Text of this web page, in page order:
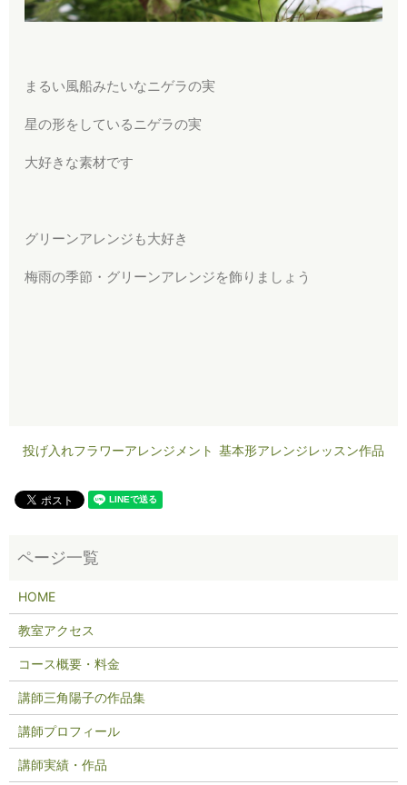
まるい風船みたいなニゲラの実
星の形をしているニゲラの実
大好きな素材です
グリーンアレンジも大好き
梅雨の季節・グリーンアレンジを飾りましょう
投げ入れフラワーアレンジメント 基本形アレンジレッスン作品
HOME
教室アクセス
コース概要・料金
講師三角陽子の作品集
講師プロフィール
講師実績・作品